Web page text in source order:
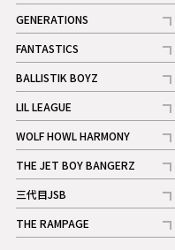
記事
GENERATIONS
記事
FANTASTICS
記事
BALLISTIK BOYZ
記事
LIL LEAGUE
記事
WOLF HOWL HARMONY
記事
THE JET BOY BANGERZ
記事
三代目JSB
記事
THE RAMPAGE
記事